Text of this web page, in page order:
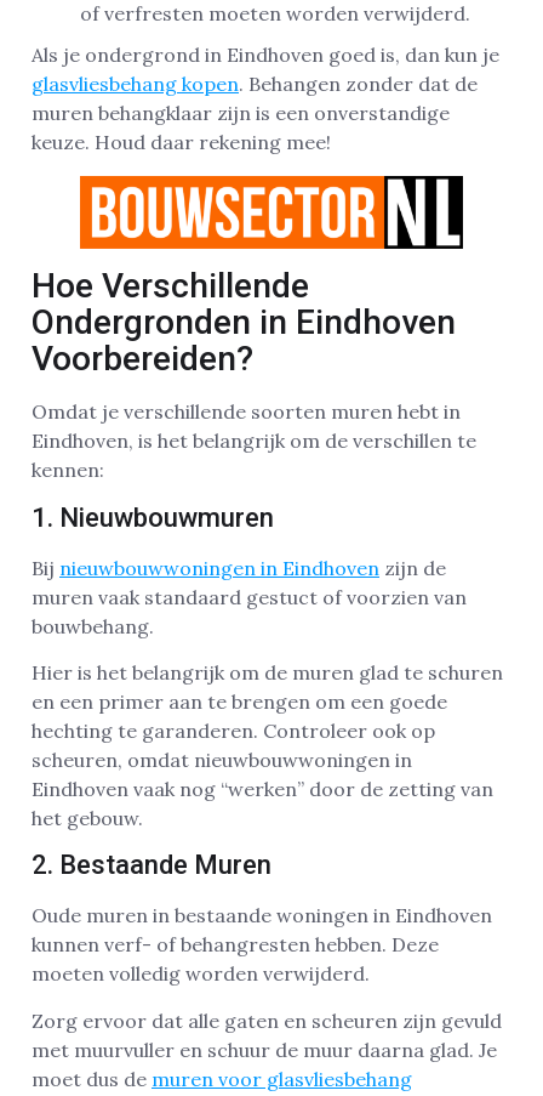
of verfresten moeten worden verwijderd.
Als je ondergrond in Eindhoven goed is, dan kun je
glasvliesbehang kopen. Behangen zonder dat de
muren behangklaar zijn is een onverstandige
keuze. Houd daar rekening mee!
Hoe Verschillende
Ondergronden in Eindhoven
Voorbereiden?
Omdat je verschillende soorten muren hebt in
Eindhoven, is het belangrijk om de verschillen te
kennen:
1. Nieuwbouwmuren
Bij nieuwbouwwoningen in Eindhoven zijn de
muren vaak standaard gestuct of voorzien van
bouwbehang.
Hier is het belangrijk om de muren glad te schuren
en een primer aan te brengen om een goede
hechting te garanderen. Controleer ook op
scheuren, omdat nieuwbouwwoningen in
Eindhoven vaak nog “werken” door de zetting van
het gebouw.
2. Bestaande Muren
Oude muren in bestaande woningen in Eindhoven
kunnen verf- of behangresten hebben. Deze
moeten volledig worden verwijderd.
Zorg ervoor dat alle gaten en scheuren zijn gevuld
met muurvuller en schuur de muur daarna glad. Je
moet dus de muren voor glasvliesbehang